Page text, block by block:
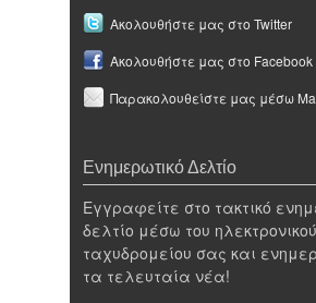
Ακολουθήστε μας στο Twitter
Ακολουθήστε μας στο Facebook
Παρακολουθείστε μας μέσω
Ενημερωτικό Δελτίο
Εγγραφείτε στο τακτικό
δελτίο μέσω του ηλεκτρονικού
ταχυδρομείου σας και
τα τελευταία νέα!